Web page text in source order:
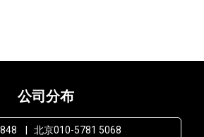
公司分布
| 北京010-5781 5068